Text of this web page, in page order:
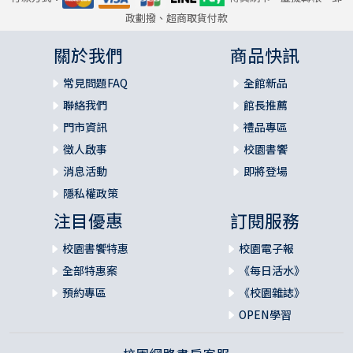
政劃撥、超商取貨付款
關於我們
常見問題FAQ
聯絡我們
門市資訊
徵人啟事
消息活動
隱私權政策
商品快訊
全館新品
館長推薦
禮品專區
校園書饗
即將登場
注目優惠
校園書饗特惠
全部特惠案
預約專區
訂閱服務
校園電子報
《每日活水》
《校園雜誌》
OPEN學習